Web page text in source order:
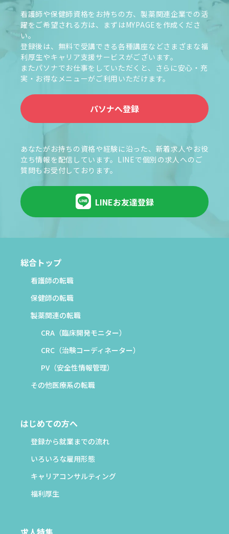
看護師や保健師資格をお持ちの方、製薬関連企業での活
躍をご希望される方は、まずはMYPAGEを作成くださ
い。
登録後は、無料で受講できる各種講座などさまざまな福
利厚生やキャリア支援サービスがございます。
またパソナでお仕事をしていただくと、さらに安心・充
実・お得なメニューがご利用いただけます。
パソナへ登録
あなたがお持ちの資格や経験に沿った、新着求人やお役
立ち情報を配信しています。LINEで個別の求人へのご
質問もお受付しております。
LINEお友達登録
総合トップ
看護師の転職
保健師の転職
製薬関連の転職
CRA（臨床開発モニター）
CRC（治験コーディネーター）
PV（安全性情報管理）
その他医療系の転職
はじめての方へ
登録から就業までの流れ
いろいろな雇用形態
キャリアコンサルティング
福利厚生